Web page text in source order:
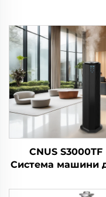
CNUS S3000TF
Система машини
ароматичних